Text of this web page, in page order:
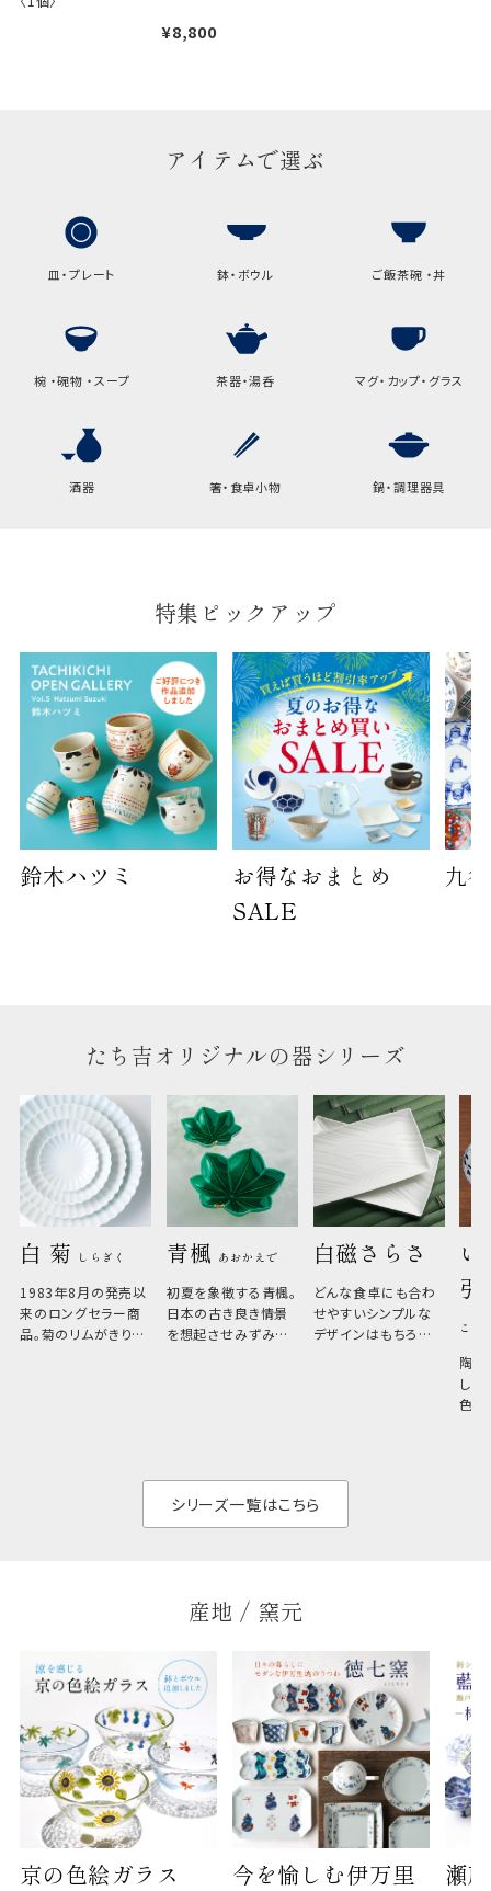
ギフト袋について
たします。
手提袋はお付けできません。
手提げ袋について
A:京名所 袋
22cm
幅
9cm
横
30cm
幅
14cm
袋のサイズは当店で最適なものをご用意いたしま
す。
ご提供枚数の上限はご注文商品数となります。
天掛け包装、ギフト袋対応の商品にはおつけでき
ません。
※犬猫時計には、手提袋をお付けできません
¥8,800
アイテムで選ぶ
皿・プレート 鉢・ボウル ご飯茶碗 ・丼
椀 ・碗物 ・スープ 茶器・湯呑 マグ・カップ・グラス
酒器 箸・食卓小物 鍋・調理器具
特集ピックアップ
鈴木ハツミ
お得なおまとめ
SALE
九
たち吉オリジナルの器シリーズ
白 菊 しらぎく
1983年8月の発売以
来のロングセラー商
品。菊のリムがきりっ
青楓 あおかえで
初夏を象徴する青楓。
日本の古き良き情景
を想起させみずみず
白磁さらさ
どんな食卓にも合わ
せやすいシンプルな
デザインはもちろん、
い
こひ
陶器
しい
色の
シリーズ一覧はこちら
産地 / 窯元
京の色絵ガラス
今を愉しむ伊万里
瀬